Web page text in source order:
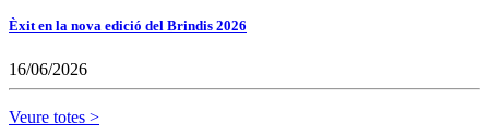
Èxit en la nova edició del Brindis 2026
16/06/2026
Veure totes >